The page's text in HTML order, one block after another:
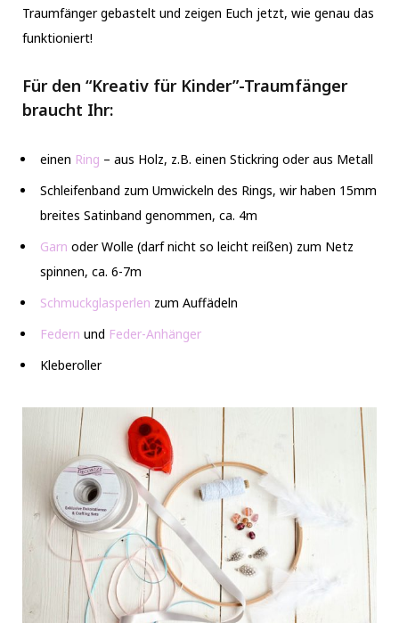
Traumfänger gebastelt und zeigen Euch jetzt, wie genau das
funktioniert!
Für den “Kreativ für Kinder”-Traumfänger
braucht Ihr:
einen Ring – aus Holz, z.B. einen Stickring oder aus Metall
Schleifenband zum Umwickeln des Rings, wir haben 15mm
breites Satinband genommen, ca. 4m
Garn oder Wolle (darf nicht so leicht reißen) zum Netz
spinnen, ca. 6-7m
Schmuckglasperlen zum Auffädeln
Federn und Feder-Anhänger
Kleberoller